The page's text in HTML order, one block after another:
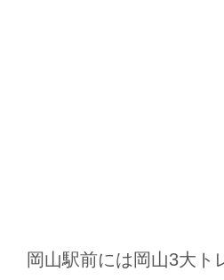
岡山駅前には岡山3大ト